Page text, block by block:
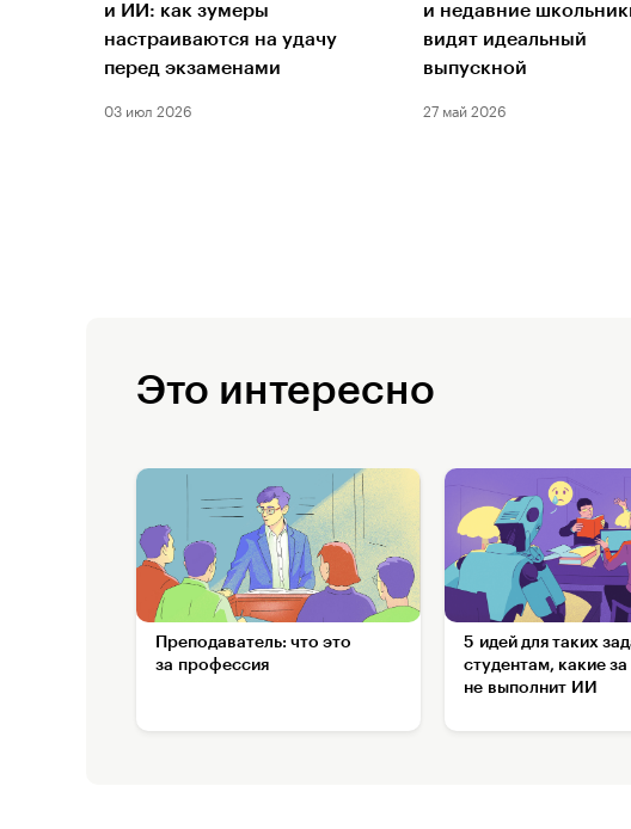
и ИИ: как зумеры
настраиваются на удачу
перед экзаменами
03 июл 2026
и недавние
видят идеальный
выпускной
27 май 2026
Это интересно
Преподаватель: что это
за профессия
5 идей для таких
студентам, какие за
не выполнит ИИ